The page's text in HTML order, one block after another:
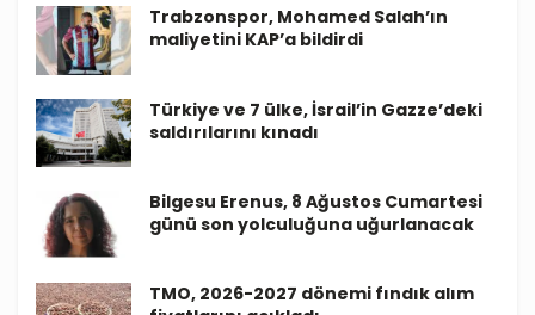
Trabzonspor, Mohamed Salah’ın
maliyetini KAP’a bildirdi
Türkiye ve 7 ülke, İsrail’in Gazze’deki
saldırılarını kınadı
Bilgesu Erenus, 8 Ağustos Cumartesi
günü son yolculuğuna uğurlanacak
TMO, 2026-2027 dönemi fındık alım